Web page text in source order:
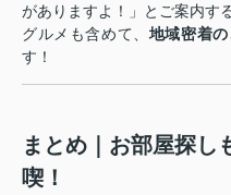
がありますよ！」とご案内す
グルメも含めて、 地域密着
す！
まとめ｜お部屋探し
喫！